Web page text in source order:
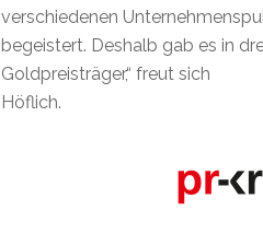
verschiedenen
begeistert. Deshalb gab es in
Goldpreisträger,“ freut sich
Höflich.